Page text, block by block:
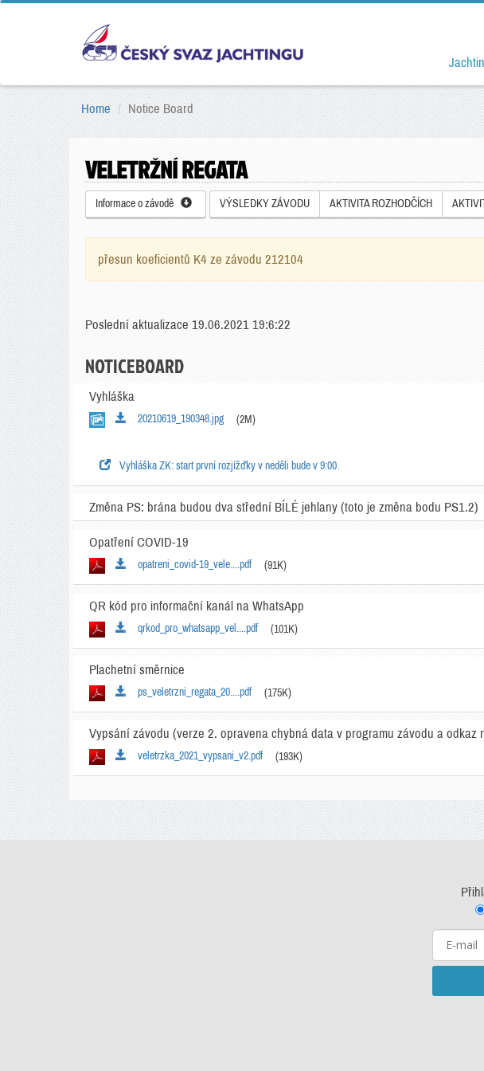
Home Notice Board
VELETRŽNÍ REGATA
Informace o závodě VÝSLEDKY ZÁVODU AKTIVITA ROZHODČÍCH
přesun koeficientů K4 ze závodu 212104
Poslední aktualizace 19.06.2021 19:6:22
NOTICEBOARD
Vyhláška
20210619_190348.jpg (2M)
Vyhláška ZK: start první rozjížďky v neděli bude v 9:00.
Změna PS: brána budou dva střední BÍLÉ jehlany (toto je změna bodu PS1.2)
Opatření COVID-19
opatreni_covid-19_vele....pdf (91K)
QR kód pro informační kanál na WhatsApp
qrkod_pro_whatsapp_vel....pdf (101K)
Plachetní směrnice
ps_veletrzni_regata_20....pdf (175K)
Vypsání závodu (verze 2. opravena chybná data v programu závodu a odkaz
veletrzka_2021_vypsani_v2.pdf (193K)